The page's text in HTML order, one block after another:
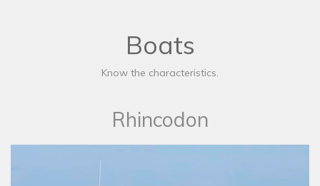
Boats
Know the characteristics.
Rhincodon